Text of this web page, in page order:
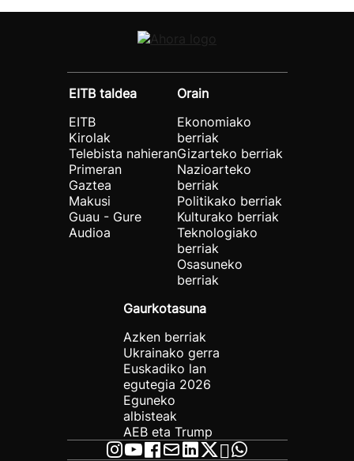
EITB taldea
EITB
Kirolak
Telebista nahieran
Primeran
Gaztea
Makusi
Guau - Gure
Audioa
Orain
Ekonomiako
berriak
Gizarteko berriak
Nazioarteko
berriak
Politikako berriak
Kulturako berriak
Teknologiako
berriak
Osasuneko
berriak
Gaurkotasuna
Azken berriak
Ukrainako gerra
Euskadiko lan
egutegia 2026
Eguneko
albisteak
AEB eta Trump